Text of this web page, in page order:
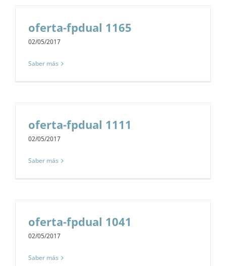
oferta-fpdual 1165
02/05/2017
Saber más
oferta-fpdual 1111
02/05/2017
Saber más
oferta-fpdual 1041
02/05/2017
Saber más